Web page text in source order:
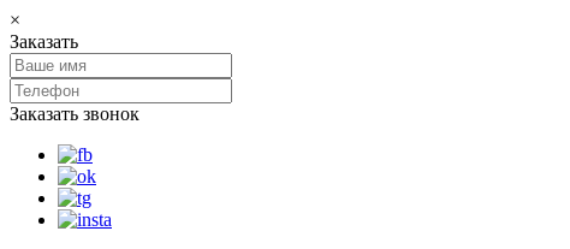
×
Заказать
Заказать звонок